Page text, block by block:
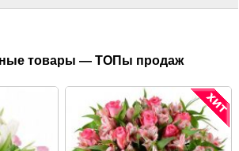
товары — ТОПы продаж